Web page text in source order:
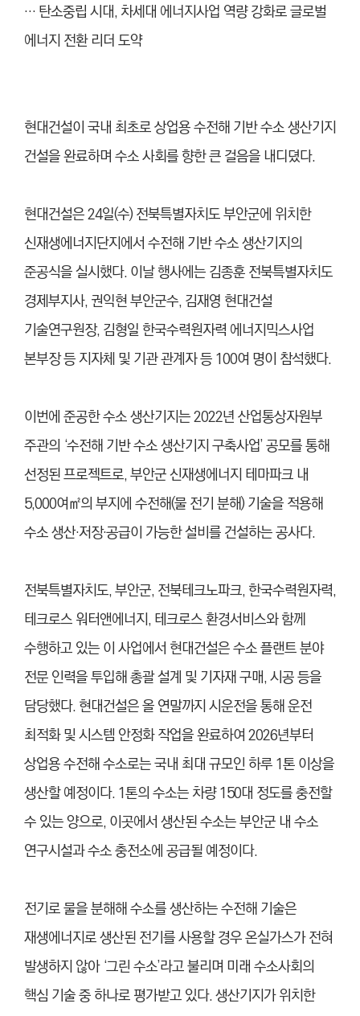
… 탄소중립 시대, 차세대 에너지사업 역량 강화로 글로벌
에너지 전환 리더 도약
현대건설이 국내 최초로 상업용 수전해 기반 수소 생산기지
건설을 완료하며 수소 사회를 향한 큰 걸음을 내디뎠다.
현대건설은 24일(수) 전북특별자치도 부안군에 위치한
신재생에너지단지에서 수전해 기반 수소 생산기지의
준공식을 실시했다. 이날 행사에는 김종훈 전북특별자치도
경제부지사, 권익현 부안군수, 김재영 현대건설
기술연구원장, 김형일 한국수력원자력 에너지믹스사업
본부장 등 지자체 및 기관 관계자 등 100여 명이 참석했다.
이번에 준공한 수소 생산기지는 2022년 산업통상자원부
주관의 ‘수전해 기반 수소 생산기지 구축사업’ 공모를 통해
선정된 프로젝트로, 부안군 신재생에너지 테마파크 내
5,000여㎡의 부지에 수전해(물 전기 분해) 기술을 적용해
수소 생산·저장·공급이 가능한 설비를 건설하는 공사다.
전북특별자치도, 부안군, 전북테크노파크, 한국수력원자력,
테크로스 워터앤에너지, 테크로스 환경서비스와 함께
수행하고 있는 이 사업에서 현대건설은 수소 플랜트 분야
전문 인력을 투입해 총괄 설계 및 기자재 구매, 시공 등을
담당했다. 현대건설은 올 연말까지 시운전을 통해 운전
최적화 및 시스템 안정화 작업을 완료하여 2026년부터
상업용 수전해 수소로는 국내 최대 규모인 하루 1톤 이상을
생산할 예정이다. 1톤의 수소는 차량 150대 정도를 충전할
수 있는 양으로, 이곳에서 생산된 수소는 부안군 내 수소
연구시설과 수소 충전소에 공급될 예정이다.
전기로 물을 분해해 수소를 생산하는 수전해 기술은
재생에너지로 생산된 전기를 사용할 경우 온실가스가 전혀
발생하지 않아 ‘그린 수소’라고 불리며 미래 수소사회의
핵심 기술 중 하나로 평가받고 있다. 생산기지가 위치한